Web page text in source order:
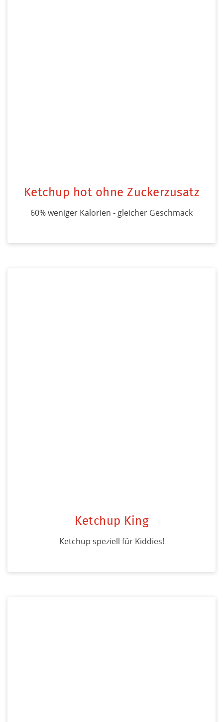
Ketchup hot ohne Zuckerzusatz
60% weniger Kalorien - gleicher Geschmack
Ketchup King
Ketchup speziell für Kiddies!